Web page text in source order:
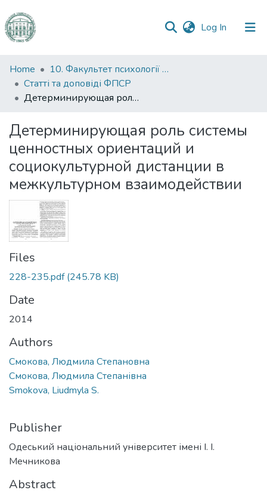
Log In (current)
Communities
&
Collections
Statistics
Home
10. Факультет психології та соціальної роботи
Статті та доповіді ФПСР
Детерминирующая роль системы ценностных ориентаций и социокультурной дистанции в межкультурном взаимодействии
Детерминирующая роль системы
ценностных ориентаций и
социокультурной дистанции в
межкультурном взаимодействии
Files
228-235.pdf(245.78 KB)
Date
2014
Authors
Смокова, Людмила Степановна
Смокова, Людмила Степанівна
Smokova, Liudmyla S.
Publisher
Одеський національний університет імені І. І.
Мечникова
Abstract